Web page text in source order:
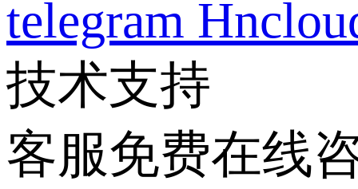
telegram
技术支持
客服免费在线